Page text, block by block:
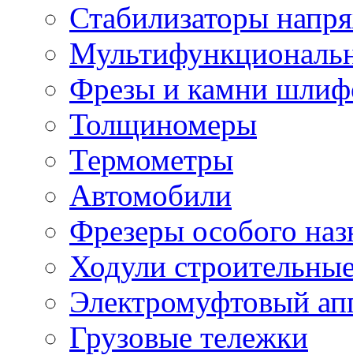
Стабилизаторы
Фрезы и камни
Толщиномеры
Термометры
Автомобили
Фрезеры особого
Ходули
Электромуфтовый
Грузовые тележки